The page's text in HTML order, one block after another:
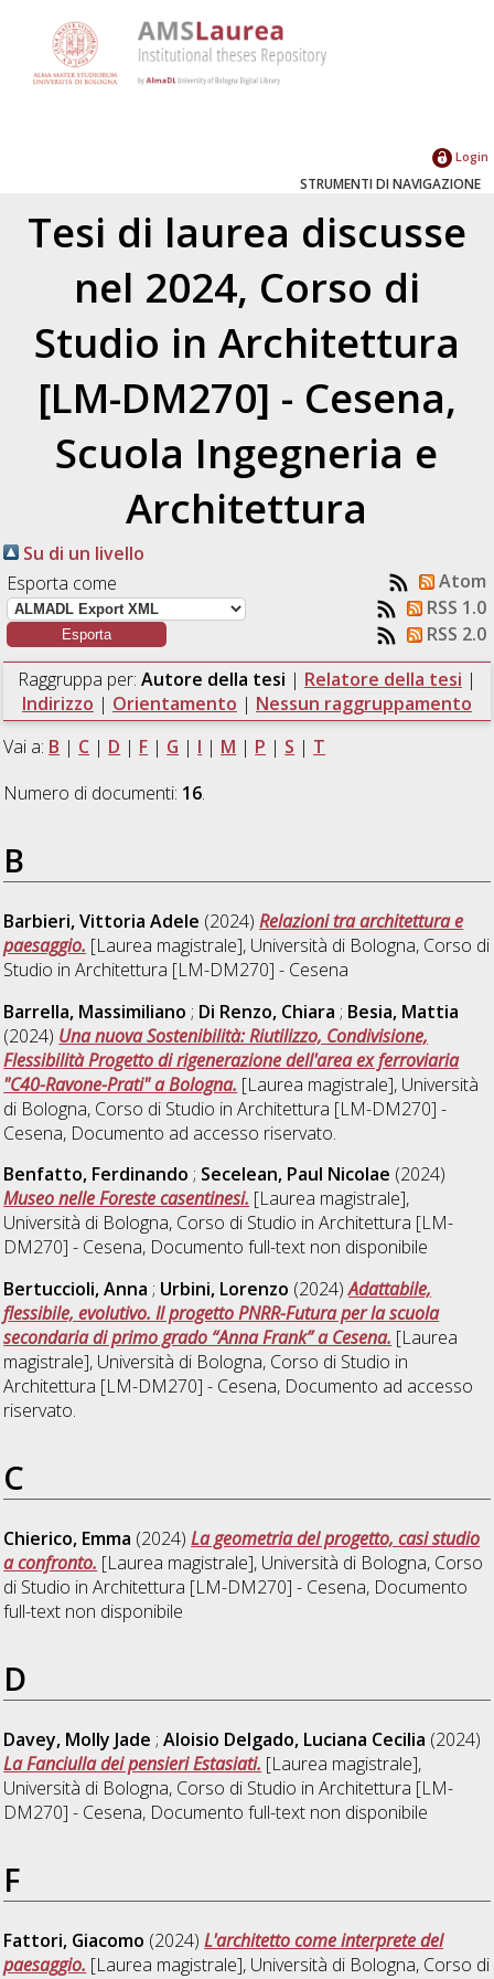
Login
STRUMENTI DI NAVIGAZIONE
Tesi di laurea discusse
nel 2024, Corso di
Studio in Architettura
[LM-DM270] - Cesena,
Scuola Ingegneria e
Architettura
Su di un livello
Esporta come
Atom
RSS 1.0
RSS 2.0
Raggruppa per: Autore della tesi | Relatore della tesi |
Indirizzo | Orientamento | Nessun raggruppamento
Vai a: B | C | D | F | G | I | M | P | S | T
Numero di documenti: 16.
B
Barbieri, Vittoria Adele (2024)Relazioni tra architettura e
paesaggio. [Laurea magistrale], Università di Bologna, Corso di
Studio inArchitettura [LM-DM270] - Cesena
Barrella, Massimiliano ; Di Renzo, Chiara ; Besia, Mattia
(2024) Una nuova Sostenibilità: Riutilizzo, Condivisione,
Flessibilità Progetto di rigenerazione dell'area ex ferroviaria
"C40-Ravone-Prati" a Bologna. [Laurea magistrale], Università
di Bologna, Corso di Studio inArchitettura [LM-DM270] -
Cesena, Documento ad accesso riservato.
Benfatto, Ferdinando ; Secelean, Paul Nicolae (2024)
Museo nelle Foreste casentinesi. [Laurea magistrale],
Università di Bologna, Corso di Studio inArchitettura [LM-
DM270] - Cesena, Documento full-text non disponibile
Bertuccioli, Anna ; Urbini, Lorenzo (2024)Adattabile,
flessibile, evolutivo. Il progetto PNRR-Futura per la scuola
secondaria di primo grado “Anna Frank” a Cesena. [Laurea
magistrale], Università di Bologna, Corso di Studio in
Architettura [LM-DM270] - Cesena, Documento ad accesso
riservato.
C
Chierico, Emma (2024)La geometria del progetto, casi studio
a confronto. [Laurea magistrale], Università di Bologna, Corso
di Studio inArchitettura [LM-DM270] - Cesena, Documento
full-text non disponibile
D
Davey, Molly Jade ;Aloisio Delgado, Luciana Cecilia (2024)
La Fanciulla dei pensieri Estasiati. [Laurea magistrale],
Università di Bologna, Corso di Studio inArchitettura [LM-
DM270] - Cesena, Documento full-text non disponibile
F
Fattori, Giacomo (2024)L'architetto come interprete del
paesaggio. [Laurea magistrale], Università di Bologna, Corso di